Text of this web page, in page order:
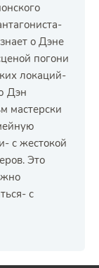
о Дэне
погони
локаций-
Дэн
мастерски
с жестокой
Это
с